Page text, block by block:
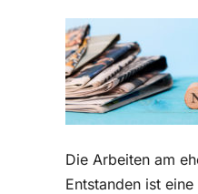
Die Arbeiten am
Entstanden ist